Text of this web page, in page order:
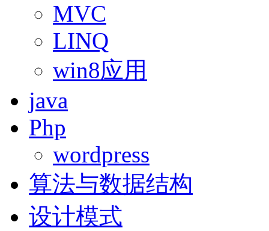
MVC
LINQ
win8应用
java
Php
wordpress
算法与数据结构
设计模式